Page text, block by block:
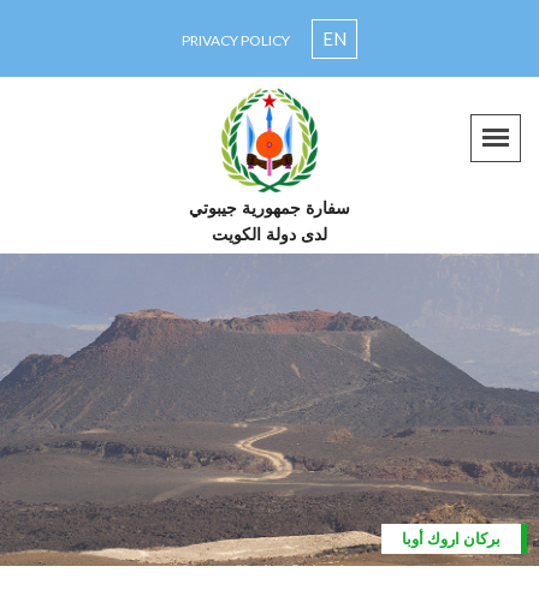
EN
PRIVACY POLICY
سفارة جمهورية جيبوتي
لدى دولة الكويت
بركان اروك أوبا